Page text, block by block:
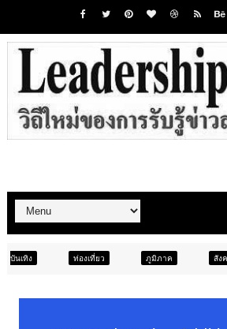
ที่ยว ภูมิภาค สังคม การศึกษา